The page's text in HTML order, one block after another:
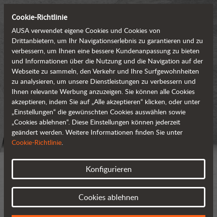
Cookie-Richtlinie
AUSA verwendet eigene Cookies und Cookies von
Drittanbietern, um Ihr Navigationserlebnis zu garantieren und zu
verbessern, um Ihnen eine bessere Kundenanpassung zu bieten
und Informationen über die Nutzung und die Navigation auf der
Webseite zu sammeln, den Verkehr und Ihre Surfgewohnheiten
zu analysieren, um unsere Dienstleistungen zu verbessern und
Ihnen relevante Werbung anzuzeigen. Sie können alle Cookies
akzeptieren, indem Sie auf „Alle akzeptieren“ klicken, oder unter
„Einstellungen“ die gewünschten Cookies auswählen sowie
„Cookies ablehnen“. Diese Einstellungen können jederzeit
geändert werden. Weitere Informationen finden Sie unter
Cookie-Richtlinie.
Konfigurieren
Cookies ablehnen